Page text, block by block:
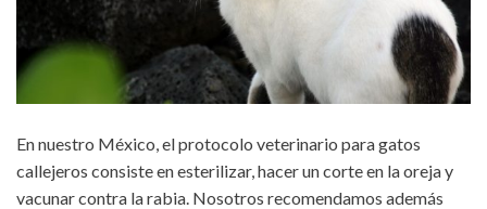
En nuestro México, el protocolo veterinario para gatos
callejeros consiste en esterilizar, hacer un corte en la oreja y
vacunar contra la rabia. Nosotros recomendamos además